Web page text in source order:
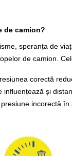
de camion?
speranța de
de camion.
corectă
și
incorectă